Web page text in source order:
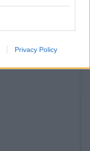
Privacy Policy